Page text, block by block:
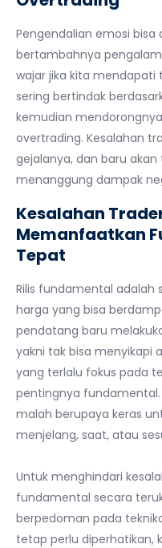
Pengendalian emosi bisa
bertambahnya
wajar jika kita
sering bertindak
kemudian
overtrading. Kesalahan
gejalanya, dan baru
menanggung dampak
Kesalahan
Memanfaatkan
Tepat
Rilis fundamental adalah
harga yang bisa
pendatang baru
yakni tak bisa menyikapi
yang terlalu fokus pada
pentingnya fundamental.
malah berupaya keras
menjelang, saat, atau
Untuk menghindari
fundamental secara
berpedoman pada
tetap perlu diperhatikan,